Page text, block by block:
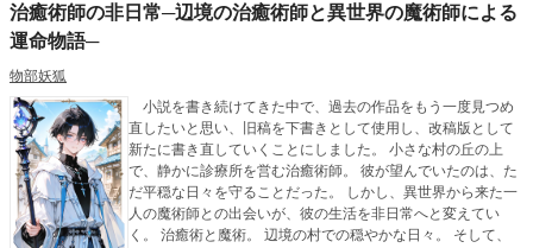
治癒術師の非日常─辺境の治癒術師と異世界の魔術師による
運命物語─
物部妖狐
小説を書き続けてきた中で、過去の作品をもう一度見つめ
直したいと思い、旧稿を下書きとして使用し、改稿版として
新たに書き直していくことにしました。 小さな村の丘の上
で、静かに診療所を営む治癒術師。 彼が望んでいたのは、た
だ平穏な日々を守ることだった。 しかし、異世界から来た一
人の魔術師との出会いが、彼の生活を非日常へと変えてい
く。 治癒術と魔術。 辺境の村での穏やかな日々。 そして、